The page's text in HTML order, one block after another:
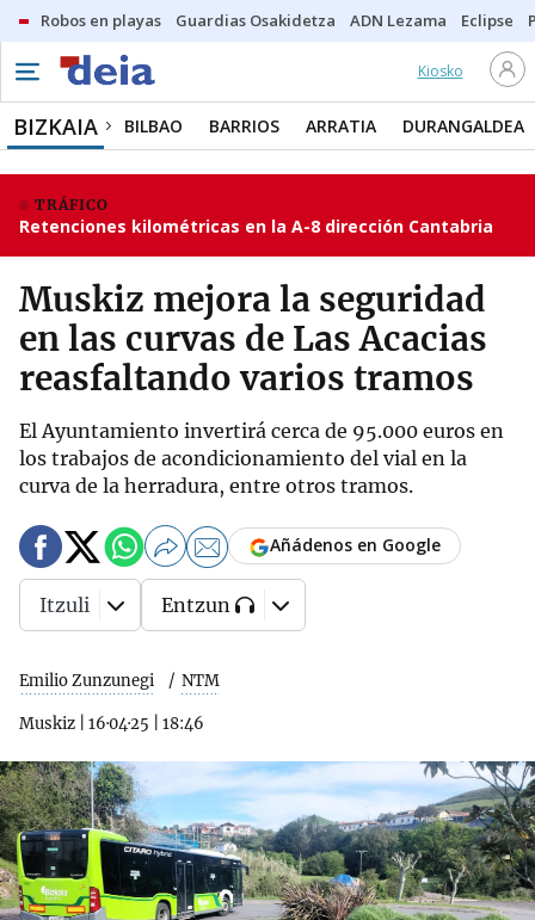
Robos en playas Guardias Osakidetza ADN Lezama Eclipse
Kiosko
BIZKAIA BILBAO BARRIOS ARRATIA DURANGALDEA
TRÁFICO
Retenciones kilométricas en la A-8 dirección Cantabria
Muskiz mejora la seguridad
en las curvas de Las Acacias
reasfaltando varios tramos
El Ayuntamiento invertirá cerca de 95.000 euros en
los trabajos de acondicionamiento del vial en la
curva de la herradura, entre otros tramos.
Emilio Zunzunegi NTM
Muskiz 16·04·25 18:46
Añádenos en Google
Itzuli Entzun